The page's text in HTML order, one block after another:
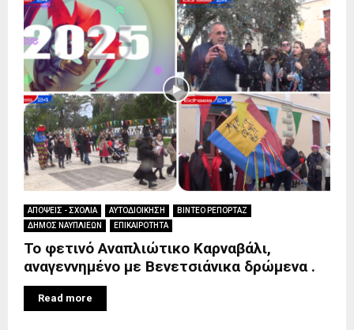
ΑΠΟΨΕΙΣ - ΣΧΟΛΙΑ ΑΥΤΟΔΙΟΙΚΗΣΗ
ΒΙΝΤΕΟ ΡΕΠΟΡΤΑΖ
ΔΗΜΟΣ ΝΑΥΠΛΙΕΩΝ
ΕΠΙΚΑΙΡΟΤΗΤΑ
Το φετινό Αναπλιώτικο Καρναβάλι,
αναγεννημένο με Βενετσιάνικα δρώμενα .
Read more